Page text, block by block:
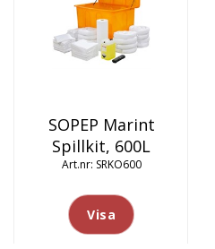
SOPEP Marint
Spillkit, 600L
SRKO600
Visa